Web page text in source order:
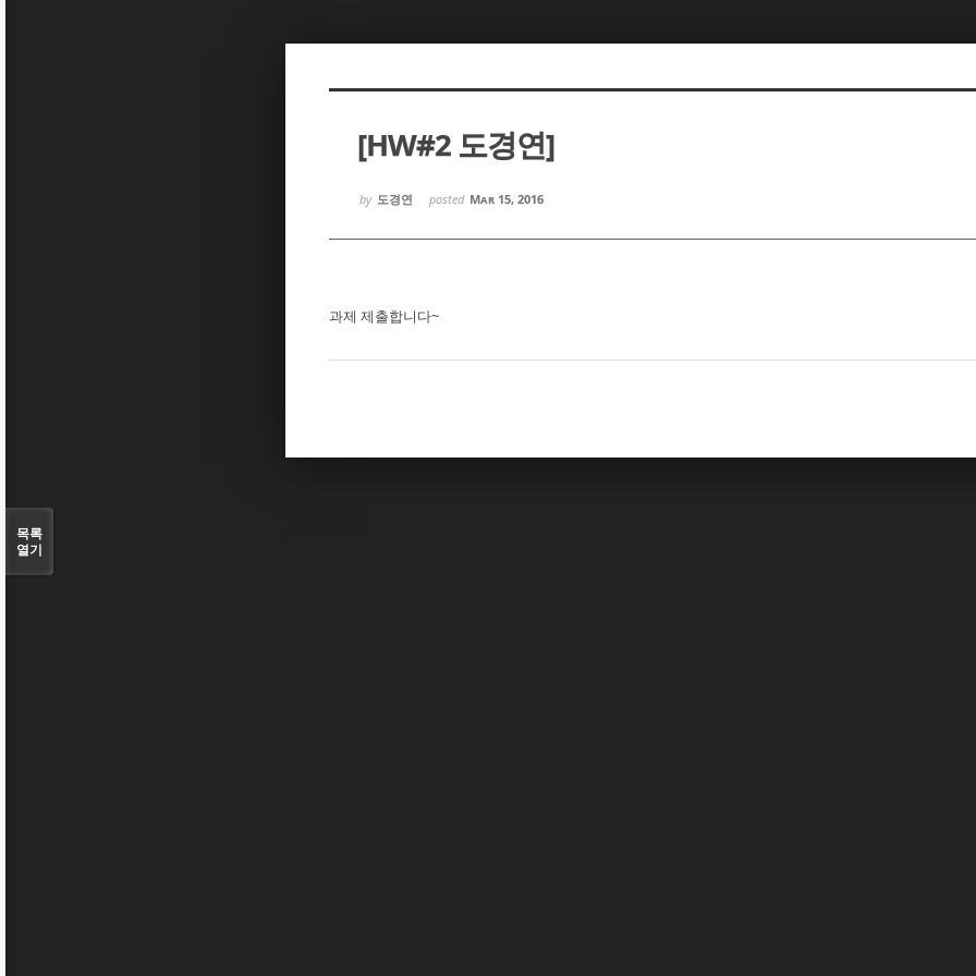
[HW#2 도경연]
by 도경연 posted Mar 15, 2016
과제 제출합니다~
목록
열기
Sketchbook5, 스케치북5
Sketchbook5, 스케치북5
Sketchbook5, 스케치북5
Sketchbook5, 스케치북5